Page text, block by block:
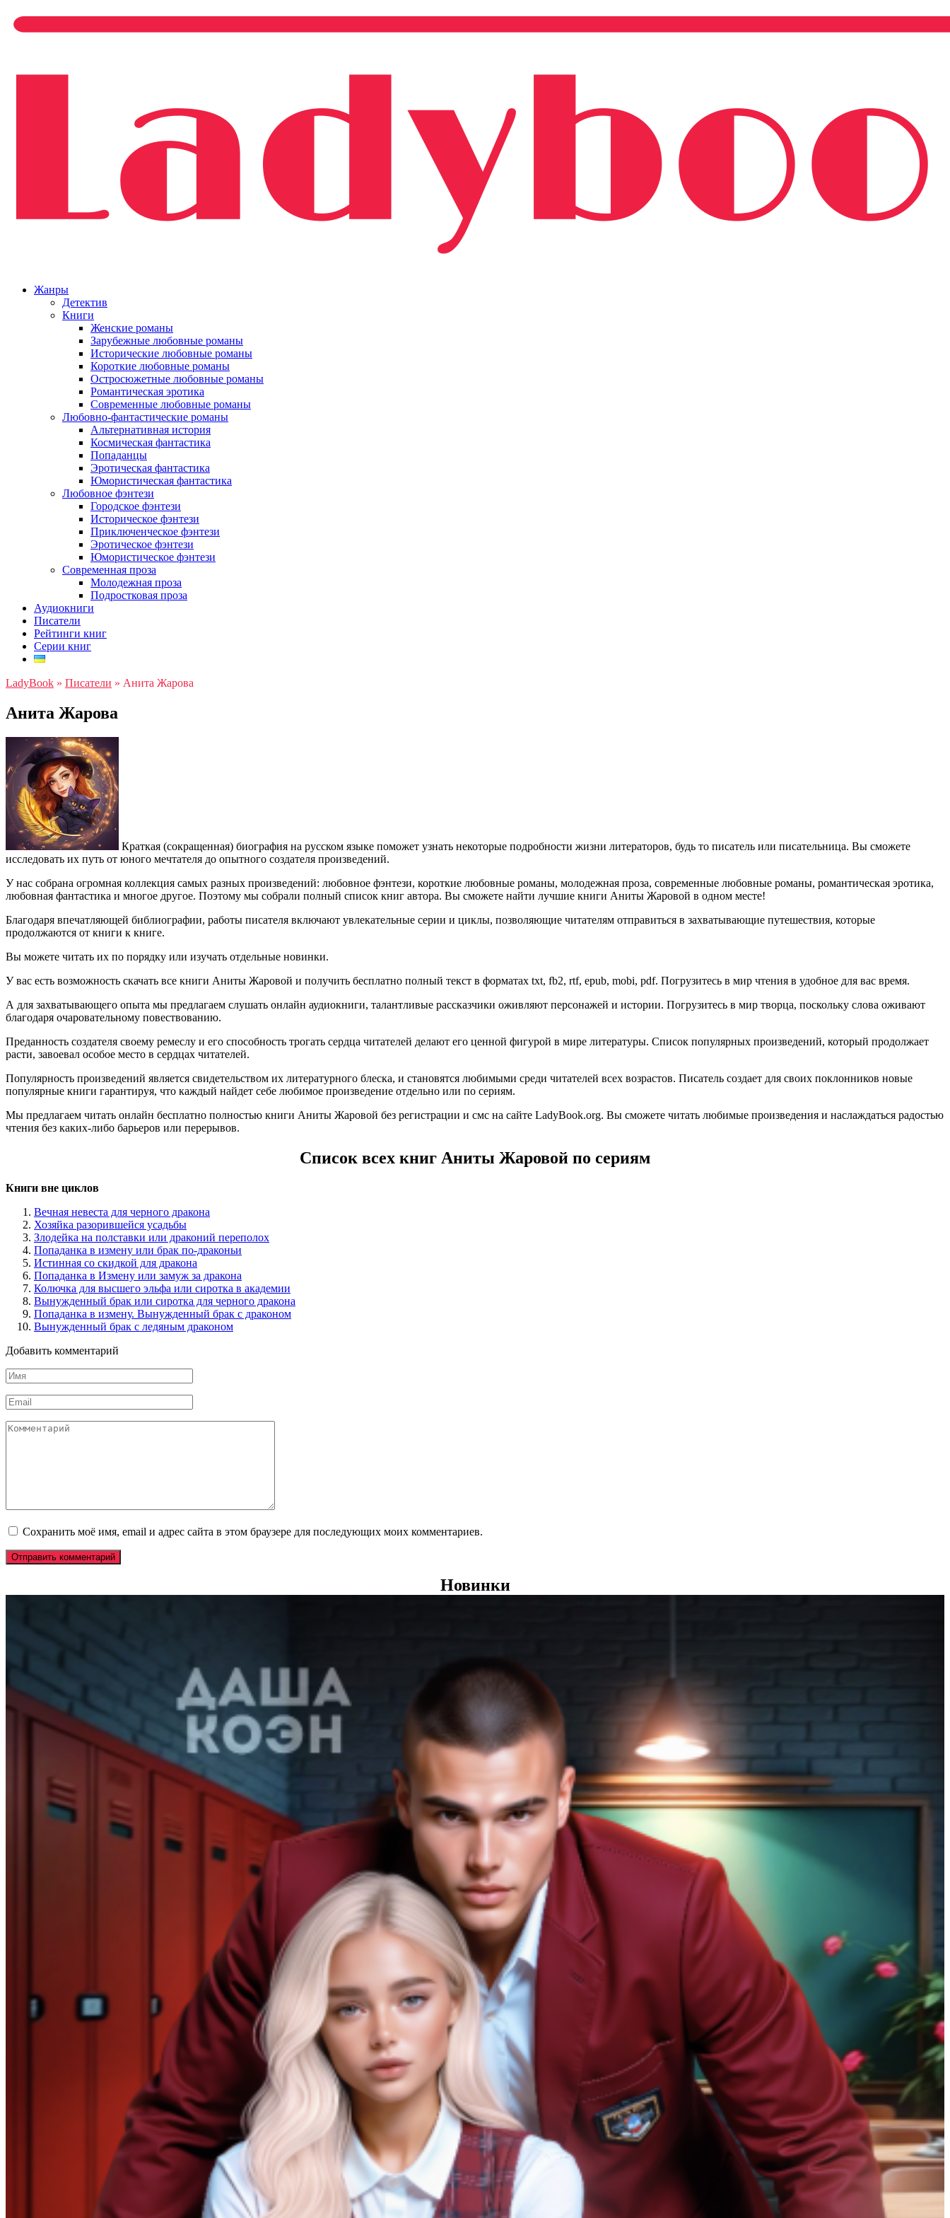
Жанры
Детектив
Книги
Женские романы
Зарубежные любовные романы
Исторические любовные романы
Короткие любовные романы
Остросюжетные любовные романы
Романтическая эротика
Современные любовные романы
Любовно-фантастические романы
Альтернативная история
Космическая фантастика
Попаданцы
Эротическая фантастика
Юмористическая фантастика
Любовное фэнтези
Городское фэнтези
Историческое фэнтези
Приключенческое фэнтези
Эротическое фэнтези
Юмористическое фэнтези
Современная проза
Молодежная проза
Подростковая проза
Аудиокниги
Писатели
Рейтинги книг
Серии книг
LadyBook » Писатели » Анита Жарова
Анита Жарова
Краткая (сокращенная) биография на русском языке поможет узнать некоторые подробности жизни литераторов, будь то писатель или писательница. Вы сможете
исследовать их путь от юного мечтателя до опытного создателя произведений.
У нас собрана огромная коллекция самых разных произведений: любовное фэнтези, короткие любовные романы, молодежная проза, современные любовные романы, романтическая эротика,
любовная фантастика и многое другое. Поэтому мы собрали полный список книг автора. Вы сможете найти лучшие книги Аниты Жаровой в одном месте!
Благодаря впечатляющей библиографии, работы писателя включают увлекательные серии и циклы, позволяющие читателям отправиться в захватывающие путешествия, которые
продолжаются от книги к книге.
Вы можете читать их по порядку или изучать отдельные новинки.
У вас есть возможность скачать все книги Аниты Жаровой и получить бесплатно полный текст в форматах txt, fb2, rtf, epub, mobi, pdf. Погрузитесь в мир чтения в удобное для вас время.
А для захватывающего опыта мы предлагаем слушать онлайн аудиокниги, талантливые рассказчики оживляют персонажей и истории. Погрузитесь в мир творца, поскольку слова оживают
благодаря очаровательному повествованию.
Преданность создателя своему ремеслу и его способность трогать сердца читателей делают его ценной фигурой в мире литературы. Список популярных произведений, который продолжает
расти, завоевал особое место в сердцах читателей.
Популярность произведений является свидетельством их литературного блеска, и становятся любимыми среди читателей всех возрастов. Писатель создает для своих поклонников новые
популярные книги гарантируя, что каждый найдет себе любимое произведение отдельно или по сериям.
Мы предлагаем читать онлайн бесплатно полностью книги Аниты Жаровой без регистрации и смс на сайте LadyBook.org. Вы сможете читать любимые произведения и наслаждаться радостью
чтения без каких-либо барьеров или перерывов.
Список всех книг Аниты Жаровой по сериям
Книги вне циклов
Вечная невеста для черного дракона
Хозяйка разорившейся усадьбы
Злодейка на полставки или драконий переполох
Попаданка в измену или брак по-драконьи
Истинная со скидкой для дракона
Попаданка в Измену или замуж за дракона
Колючка для высшего эльфа или сиротка в академии
Вынужденный брак или сиротка для черного дракона
Попаданка в измену. Вынужденный брак с драконом
Вынужденный брак с ледяным драконом
Добавить комментарий
Имя
*
Email
*
Комментарий
Сохранить моё имя, email и адрес сайта в этом браузере для последующих моих комментариев.
Новинки